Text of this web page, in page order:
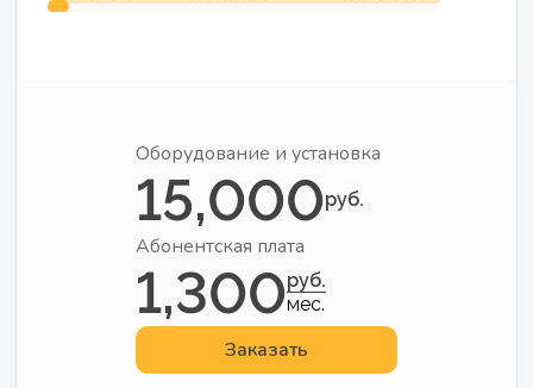
Оборудование и установка
15,000руб.
Абонентская плата
1,300руб.
мес.
Заказать